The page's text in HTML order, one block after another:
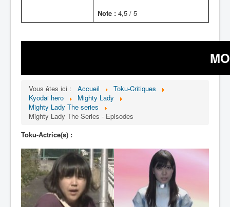
Note : 4,5 / 5
Vous êtes ici : Accueil
Toku-Critiques
Kyodai hero
Mighty Lady
Mighty Lady The series
Mighty Lady The Series - Episodes
Toku-Actrice(s) :